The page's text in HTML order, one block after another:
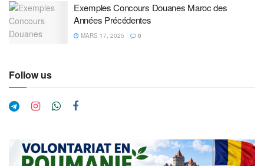
Exemples Concours Douanes Maroc des
Années Précédentes
MARS 17, 2025 0
Follow us